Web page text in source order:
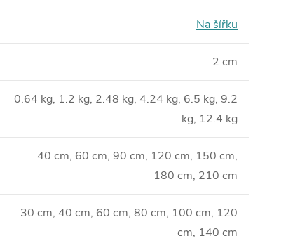
Na šířku
2 cm
0.64 kg, 1.2 kg, 2.48 kg, 4.24 kg, 6.5 kg, 9.2
kg, 12.4 kg
40 cm, 60 cm, 90 cm, 120 cm, 150 cm,
180 cm, 210 cm
30 cm, 40 cm, 60 cm, 80 cm, 100 cm, 120
cm, 140 cm